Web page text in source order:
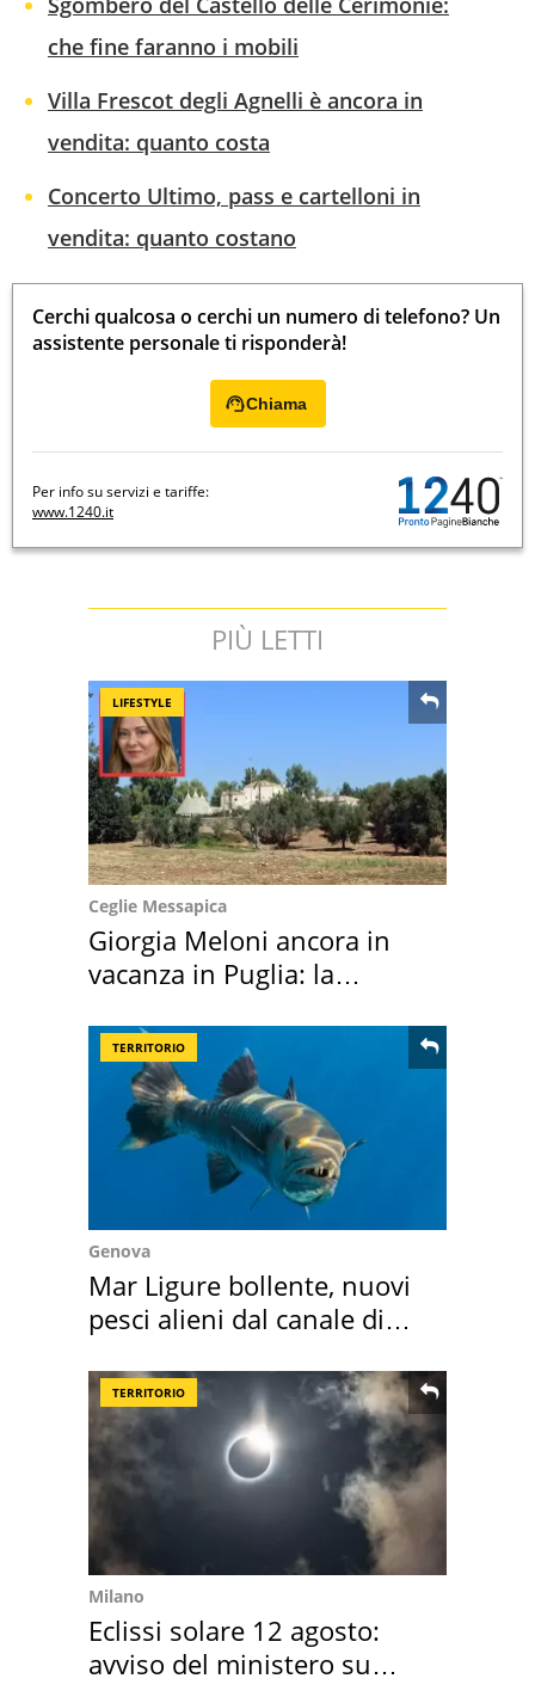
che fine faranno i mobili
Villa Frescot degli Agnelli è ancora in
vendita: quanto costa
Concerto Ultimo, pass e cartelloni in
vendita: quanto costano
Cerchi qualcosa o cerchi un numero di telefono? Un
assistente personale ti risponderà!
Chiama
Per info su servizi e tariffe:
www.1240.it
PIÙ LETTI
LIFESTYLE
Ceglie Messapica
Giorgia Meloni ancora in
vacanza in Puglia: la
TERRITORIO
Genova
Mar Ligure bollente, nuovi
pesci alieni dal canale di
TERRITORIO
Milano
Eclissi solare 12 agosto:
avviso del ministero su